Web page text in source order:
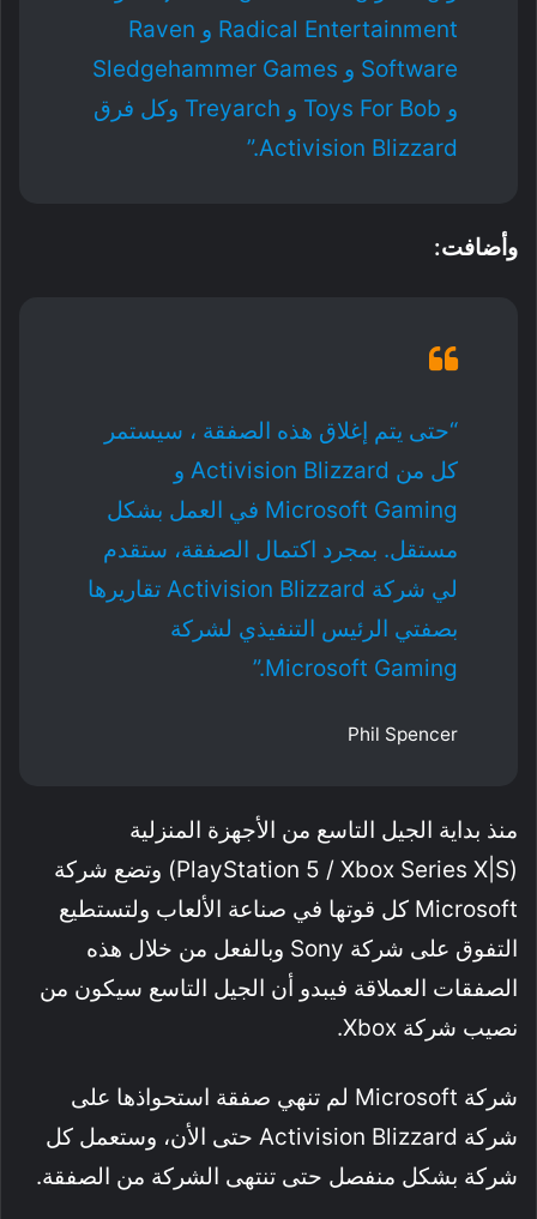
Radical Entertainment و Raven
Software و Sledgehammer Games
و Toys For Bob و Treyarch وكل فرق
Activision Blizzard.”
وأضافت:
“حتى يتم إغلاق هذه الصفقة ، سيستمر
كل من Activision Blizzard و
Microsoft Gaming في العمل بشكل
مستقل. بمجرد اكتمال الصفقة، ستقدم
لي شركة Activision Blizzard تقاريرها
بصفتي الرئيس التنفيذي لشركة
Microsoft Gaming.”
Phil Spencer
منذ بداية الجيل التاسع من الأجهزة المنزلية
(PlayStation 5 / Xbox Series X|S) وتضع شركة
Microsoft كل قوتها في صناعة الألعاب ولتستطيع
التفوق على شركة Sony وبالفعل من خلال هذه
الصفقات العملاقة فيبدو أن الجيل التاسع سيكون من
نصيب شركة Xbox.
شركة Microsoft لم تنهي صفقة استحواذها على
شركة Activision Blizzard حتى الأن، وستعمل كل
شركة بشكل منفصل حتى تنتهى الشركة من الصفقة.